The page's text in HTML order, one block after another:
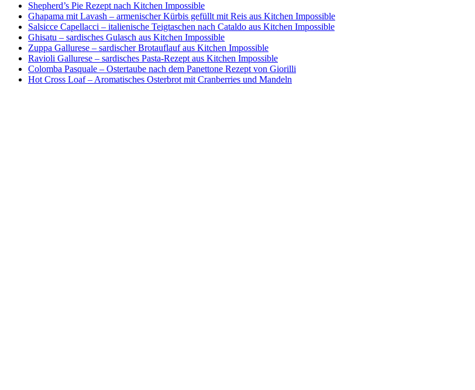
Shepherd’s Pie Rezept nach Kitchen Impossible
Ghapama mit Lavash – armenischer Kürbis gefüllt mit Reis aus Kitchen Impossible
Salsicce Capellacci – italienische Teigtaschen nach Cataldo aus Kitchen Impossible
Ghisatu – sardisches Gulasch aus Kitchen Impossible
Zuppa Gallurese – sardischer Brotauflauf aus Kitchen Impossible
Ravioli Gallurese – sardisches Pasta-Rezept aus Kitchen Impossible
Colomba Pasquale – Ostertaube nach dem Panettone Rezept von Giorilli
Hot Cross Loaf – Aromatisches Osterbrot mit Cranberries und Mandeln